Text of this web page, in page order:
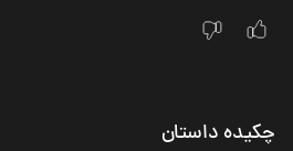
چکیده داستان